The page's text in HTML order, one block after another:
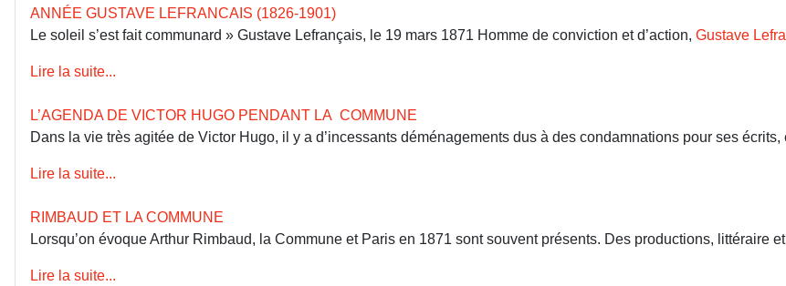
ANNÉE GUSTAVE LEFRANCAIS (1826-1901)
Le soleil s’est fait communard » Gustave Lefrançais, le 19 mars 1871 Homme de conviction et d’action, Gustave
Lire la suite...
L’AGENDA DE VICTOR HUGO PENDANT LA COMMUNE
Dans la vie très agitée de Victor Hugo, il y a d’incessants déménagements dus à des condamnations pour ses
Lire la suite...
RIMBAUD ET LA COMMUNE
Lorsqu’on évoque Arthur Rimbaud, la Commune et Paris en 1871 sont souvent présents. Des productions, littéraire
Lire la suite...